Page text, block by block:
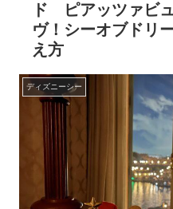
ド ピアッツァビ
ヴ！シーオブドリ
え方
ディズニーシー